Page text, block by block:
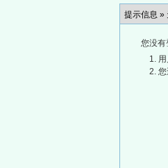
提示信息 »
您没有